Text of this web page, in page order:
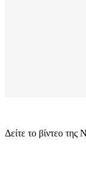
Δείτε το βίντεο της